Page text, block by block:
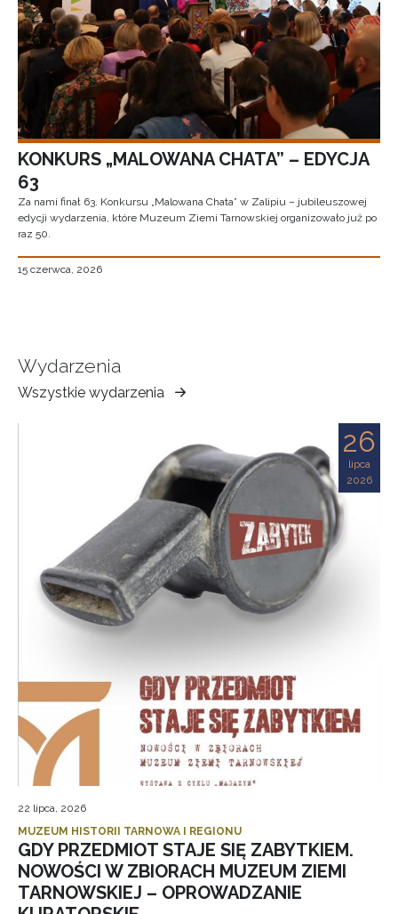
KONKURS „MALOWANA CHATA” – EDYCJA
63
Za nami finał 63. Konkursu „Malowana Chata” w Zalipiu – jubileuszowej
edycji wydarzenia, które Muzeum Ziemi Tarnowskiej organizowało już po
raz 50.
15 czerwca, 2026
Wydarzenia
Wszystkie wydarzenia
Muzeum
Ziemi
26
lipca
2026
22 lipca, 2026
MUZEUM HISTORII TARNOWA I REGIONU
GDY PRZEDMIOT STAJE SIĘ ZABYTKIEM.
NOWOŚCI W ZBIORACH MUZEUM ZIEMI
TARNOWSKIEJ – OPROWADZANIE